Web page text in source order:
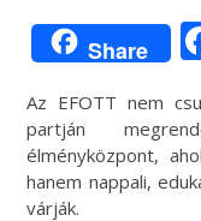
Share
Az EFOTT nem
partján
élményközpont,
hanem nappali,
várják.